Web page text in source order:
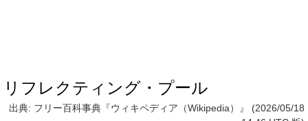
リフレクティング・プール
出典: フリー百科事典『ウィキペディア（Wikipedia）』 (2026/05/18